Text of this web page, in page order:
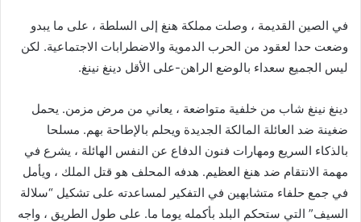
في الصين القديمة ، وصلت مملكة هنغ إلى السلطة ، على ما يبدو
وضعت حدا لعقود من الحرب الدموية والاضطرابات الاجتماعية. لكن
ليس الجميع سعداء بالوضع الراهن-على الأقل دينغ نينغ.
دينغ نينغ شاب من خلفية متواضعة ، يعاني من مرض مزمن. يحمل
ضغينة ضد العائلة المالكة الجديدة ويحلم بالإطاحة بهم. مسلحا
بالذكاء السريع ومهارات فنون الدفاع عن النفس الهائلة ، يشرع في
مهمة الانتقام ضد هنغ العظيم. هدفه المحلف هو قتل الملك ، ويأمل
في جمع حلفاء متشابهين في التفكير لمساعدته على تشكيل “سلالة
السيف” التي ستحكم البلد بأكمله يوما ما. على طول الطريق ، واجه